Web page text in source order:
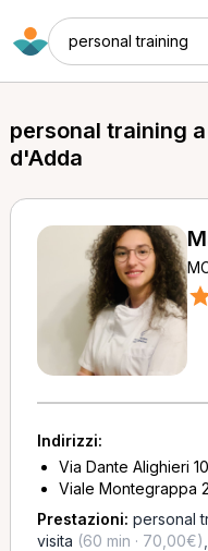
personal training
personal training
d'Adda
Indirizzi:
Via Dante Alighieri
Viale Montegrappa
Prestazioni: personal
visita (60 min · 70,00€)